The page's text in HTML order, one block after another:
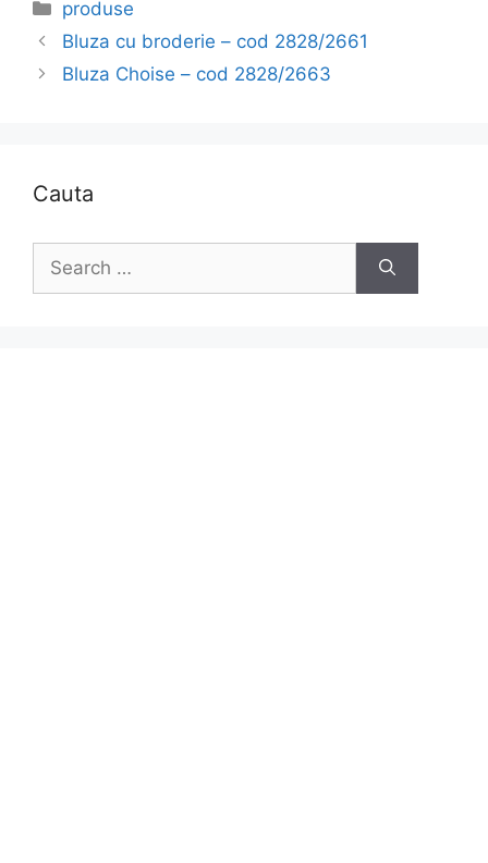
Categories
produse
Bluza cu broderie – cod 2828/2661
Bluza Choise – cod 2828/2663
Cauta
Search
for: